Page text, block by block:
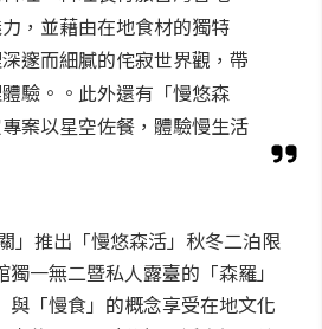
，並藉由在地食材的獨特
邃而細膩的侘寂世界觀，帶
驗。。此外還有「慢悠森
案以星空佐餐，體驗慢生活
」推出「慢悠森活」秋冬二泊限
一無二暨私人露臺的「森羅」
與「慢食」的概念享受在地文化